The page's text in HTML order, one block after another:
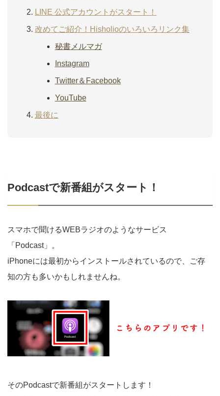
LINE 公式アカウントがスタート！
改めてご紹介！Hisholioのいろいろリンク集
秘書メルマガ
Instagram
Twitter＆Facebook
YouTube
最後に
Podcastで新番組がスタート！
スマホで聞けるWEBラジオのようなサービス
「Podcast」。
iPhoneには最初からインストールされているので、ご存
知の方も多いかもしれませんね。
そのPodcastで新番組がスタートします！